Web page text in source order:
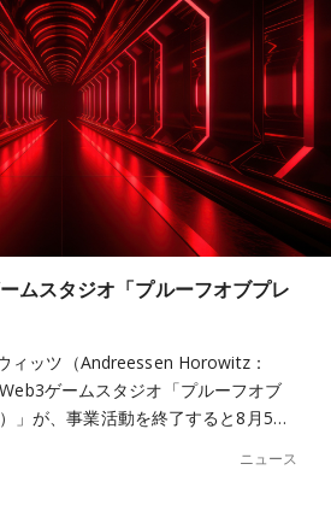
ムスタジオ「プルーフオブプレ
ィッツ（Andreessen Horowitz：
ゲームスタジオ「プルーフオブ
」が、事業活動を終了すると8月5…
ニュース